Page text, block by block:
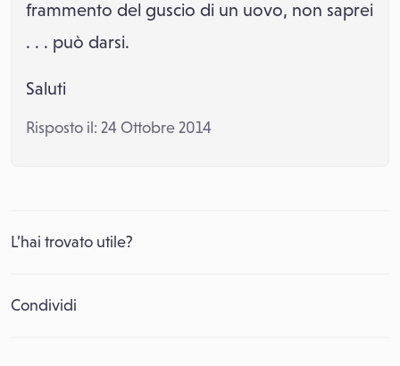
frammento del guscio di un uovo, non saprei
. . . può darsi.
Saluti
Risposto il: 24 Ottobre 2014
L’hai trovato utile?
Condividi